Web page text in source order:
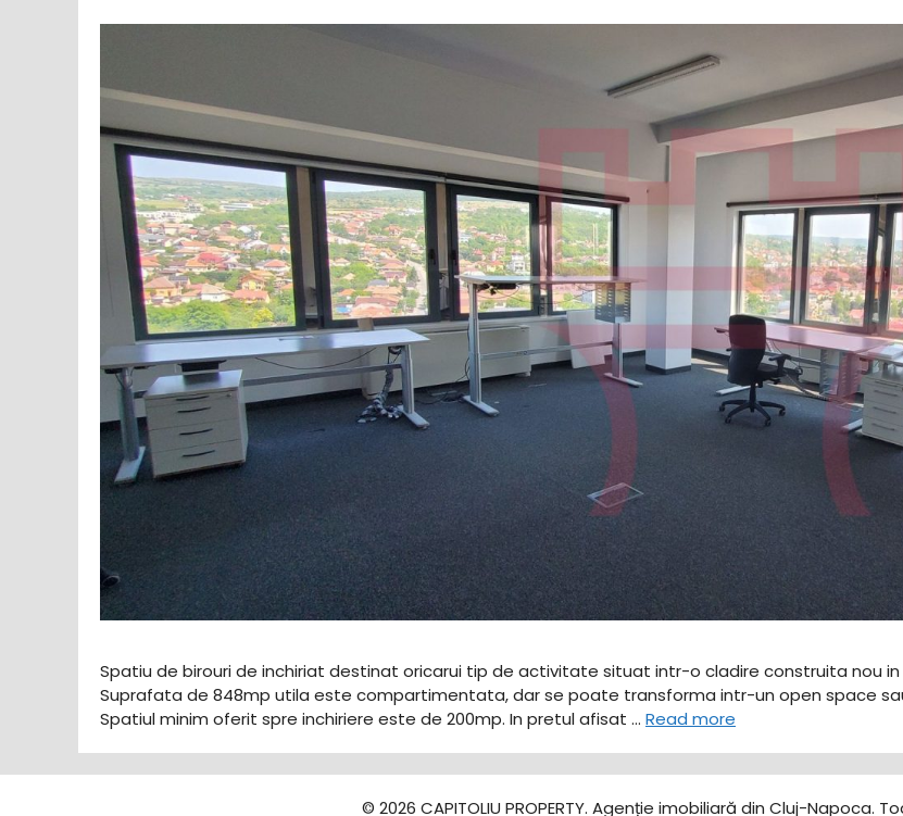
Spatiu de birouri de inchiriat destinat oricarui tip de activitate situat intr-o cladire construita nou
Suprafata de 848mp utila este compartimentata, dar se poate transforma intr-un open space
Spatiul minim oferit spre inchiriere este de 200mp. In pretul afisat … Read more
© 2026 CAPITOLIU PROPERTY. Agenție imobiliară din Cluj-Napoca.